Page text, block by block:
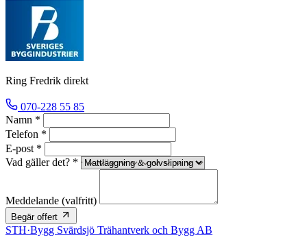
Ring Fredrik direkt
070-228 55 85
Namn *
Telefon *
E-post *
Vad gäller det? *
Meddelande (valfritt)
Begär offert
STH·Bygg Svärdsjö Trähantverk och Bygg AB